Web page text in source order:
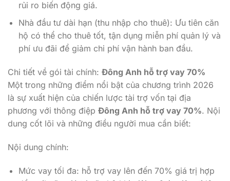
rủi ro biến động giá.
Nhà đầu tư dài hạn (thu nhập cho thuê): Ưu tiên căn
hộ có thể cho thuê tốt, tận dụng miễn phí quản lý và
phí ưu đãi để giảm chi phí vận hành ban đầu.
Chi tiết về gói tài chính: Đông Anh hỗ trợ vay 70%
Một trong những điểm nổi bật của chương trình 2026
là sự xuất hiện của chiến lược tài trợ vốn tại địa
phương với thông điệp Đông Anh hỗ trợ vay 70%. Nội
dung cốt lõi và những điều người mua cần biết:
Nội dung chính:
Mức vay tối đa: hỗ trợ vay lên đến 70% giá trị hợp